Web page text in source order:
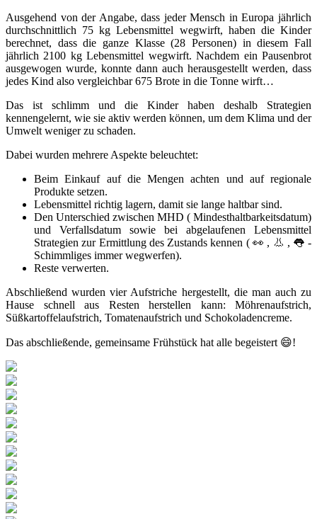
Ausgehend von der Angabe, dass jeder Mensch in Europa jährlich
durchschnittlich 75 kg Lebensmittel wegwirft, haben die Kinder
berechnet, dass die ganze Klasse (28 Personen) in diesem Fall
jährlich 2100 kg Lebensmittel wegwirft. Nachdem ein Pausenbrot
ausgewogen wurde, konnte dann auch herausgestellt werden, dass
jedes Kind also vergleichbar 675 Brote in die Tonne wirft…
Das ist schlimm und die Kinder haben deshalb Strategien
kennengelernt, wie sie aktiv werden können, um dem Klima und der
Umwelt weniger zu schaden.
Dabei wurden mehrere Aspekte beleuchtet:
Beim Einkauf auf die Mengen achten und auf regionale
Produkte setzen.
Lebensmittel richtig lagern, damit sie lange haltbar sind.
Den Unterschied zwischen MHD ( Mindesthaltbarkeitsdatum)
und Verfallsdatum sowie bei abgelaufenen Lebensmittel
Strategien zur Ermittlung des Zustands kennen ( 👀 , 👃 , 👅 -
Schimmliges immer wegwerfen).
Reste verwerten.
Abschließend wurden vier Aufstriche hergestellt, die man auch zu
Hause schnell aus Resten herstellen kann: Möhrenaufstrich,
Süßkartoffelaufstrich, Tomatenaufstrich und Schokoladencreme.
Das abschließende, gemeinsame Frühstück hat alle begeistert 😄!